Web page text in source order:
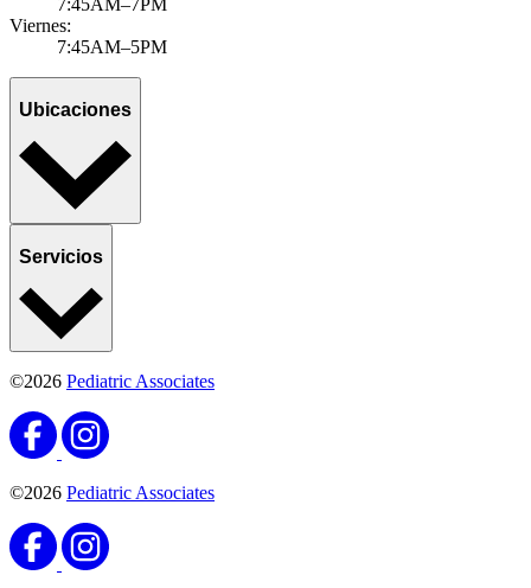
7:45AM–7PM
Viernes:
7:45AM–5PM
Ubicaciones
Servicios
©2026 Pediatric Associates
©2026 Pediatric Associates